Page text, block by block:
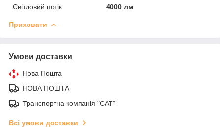
Світловий потік
4000 лм
Приховати
Умови доставки
Нова Пошта
НОВА ПОШТА
Транспортна компанія "САТ"
Всі умови доставки